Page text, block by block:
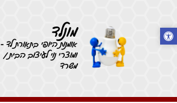
מונלד
אומנות היופי בתאורת לד -
ומוצרי נוי לעיצוב הבית /
משרד